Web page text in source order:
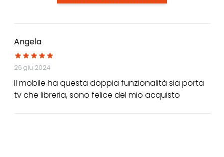
Angela
26 giu 2024
Il mobile ha questa doppia funzionalità sia porta
tv che libreria, sono felice del mio acquisto